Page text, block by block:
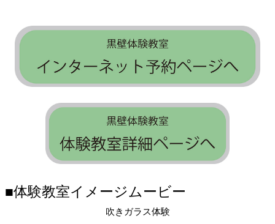
■体験教室イメージムービー
吹きガラス体験